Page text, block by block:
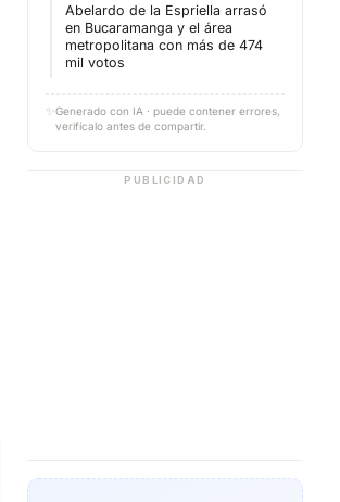
Abelardo de la Espriella arrasó
en Bucaramanga y el área
metropolitana con más de 474
mil votos
✨ Generado con IA · puede contener errores,
verifícalo antes de compartir.
PUBLICIDAD